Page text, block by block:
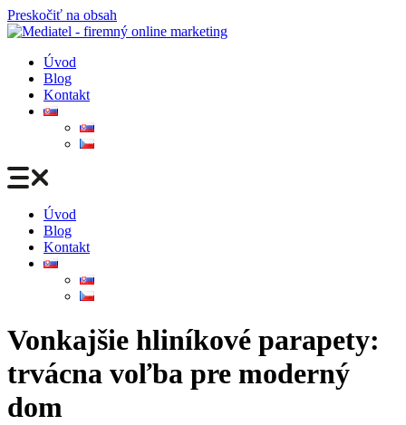
Preskočiť na obsah
Úvod
Blog
Kontakt
Úvod
Blog
Kontakt
Vonkajšie hliníkové parapety:
trvácna voľba pre moderný
dom